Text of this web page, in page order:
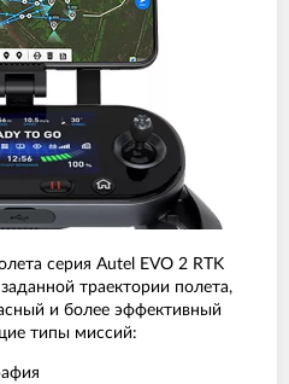
серия Autel EVO 2 RTK
траектории полета,
и более эффективный
типы миссий: